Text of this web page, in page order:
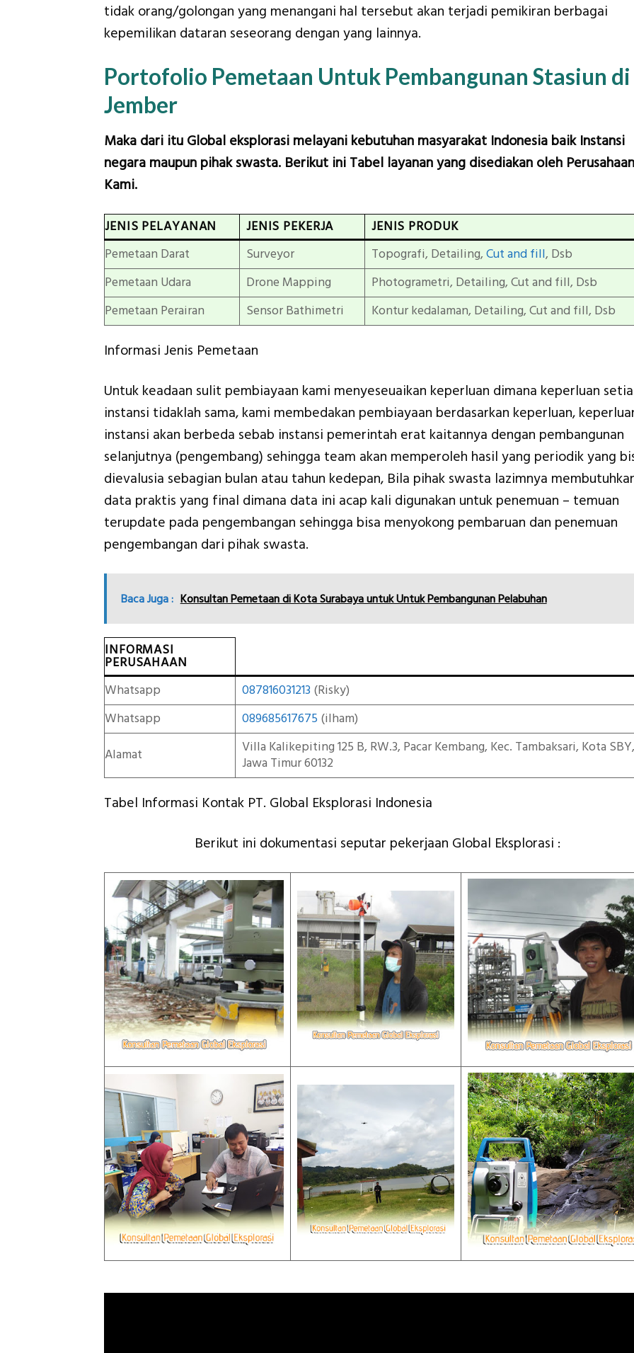
tidak orang/golongan yang menangani hal tersebut akan terjadi pemikiran berbagai
kepemilikan dataran seseorang dengan yang lainnya.
Portofolio Pemetaan Untuk Pembangunan Stasiun di
Jember
Maka dari itu Global eksplorasi melayani kebutuhan masyarakat Indonesia baik Instansi
negara maupun pihak swasta. Berikut ini Tabel layanan yang disediakan oleh Perusahaan
Kami.
JENIS PELAYANAN JENIS PEKERJA
JENIS PRODUK
Pemetaan Darat
Surveyor Topografi, Detailing, Cut and fill, Dsb
Pemetaan Udara
Drone Mapping
Photogrametri, Detailing, Cut and fill, Dsb
Pemetaan Perairan
Sensor Bathimetri Kontur kedalaman, Detailing, Cut and fill, Dsb
Informasi Jenis Pemetaan
Untuk keadaan sulit pembiayaan kami menyeseuaikan keperluan dimana keperluan
instansi tidaklah sama, kami membedakan pembiayaan berdasarkan keperluan,
instansi akan berbeda sebab instansi pemerintah erat kaitannya dengan pembangunan
selanjutnya (pengembang) sehingga team akan memperoleh hasil yang periodik yang
dievalusia sebagian bulan atau tahun kedepan, Bila pihak swasta lazimnya
data praktis yang final dimana data ini acap kali digunakan untuk penemuan – temuan
terupdate pada pengembangan sehingga bisa menyokong pembaruan dan penemuan
pengembangan dari pihak swasta.
Baca Juga : Konsultan Pemetaan di Kota Surabaya untuk Untuk Pembangunan Pelabuhan
INFORMASI
PERUSAHAAN
Whatsapp
087816031213 (Risky)
Whatsapp
089685617675 (ilham)
Alamat
Villa Kalikepiting 125 B, RW.3, Pacar Kembang, Kec. Tambaksari, Kota SBY,
Jawa Timur 60132
Tabel Informasi Kontak PT. Global Eksplorasi Indonesia
Berikut ini dokumentasi seputar pekerjaan Global Eksplorasi :